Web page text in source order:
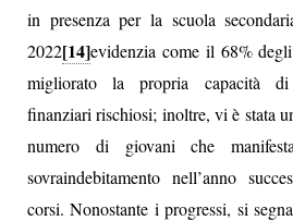
in presenza per la scuola
2022[14]evidenzia come il 68%
migliorato la propria capacità di
finanziari rischiosi; inoltre, vi è stata
numero di giovani che
sovraindebitamento nell’anno
corsi. Nonostante i progressi, si